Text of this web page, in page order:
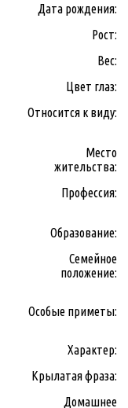
Дата рождения:
Рост:
Вес:
Цвет глаз:
Относится к виду:
Место
жительства:
Профессия:
Образование:
Семейное
положение:
Особые приметы:
Характер:
Крылатая фраза:
Домашнее